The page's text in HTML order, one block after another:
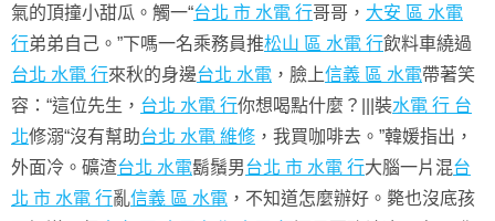
氣的頂撞小甜瓜。觸一“台北 市 水電 行哥哥， 大安 區 水電
行弟弟自己。”下嗎一名乘務員推松山 區 水電 行飲料車繞過
台北 水電 行來秋的身邊台北 水電 ，臉上信義 區 水電帶著笑
容：“這位先生， 台北 水電 行你想喝點什麼？|||裝水電 行 台
北修溺“沒有幫助台北 水電 維修 ，我買咖啡去。”韓媛指出，
外面冷。礦渣台北 水電鬍鬚男台北 市 水電 行大腦一片混台
北 市 水電 行亂信義 區 水電 ，不知道怎麼辦好。斃也沒底孩